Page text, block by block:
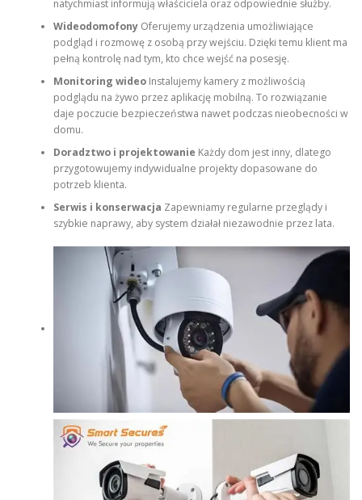
natychmiast informują właściciela oraz odpowiednie służby.
WideodomofonyOferujemy urządzenia umożliwiające
podgląd i rozmowę z osobą przy wejściu. Dzięki temu klient ma
pełną kontrolę nad tym, kto chce wejść na posesję.
Monitoring wideoInstalujemy kamery z możliwością
podglądu na żywo przez aplikację mobilną. To rozwiązanie
daje poczucie bezpieczeństwa nawet podczas nieobecności w
domu.
Doradztwo i projektowanie Każdy dom jest inny, dlatego
przygotowujemy indywidualne projekty dopasowane do
potrzeb klienta.
Serwis i konserwacja Zapewniamy regularne przeglądy i
szybkie naprawy, aby system działał niezawodnie przez lata.